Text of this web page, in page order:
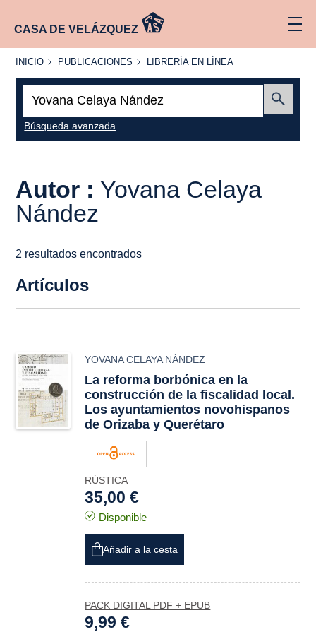
CASA DE VELÁZQUEZ
INICIO
INICIO PUBLICACIONES
PUBLICACIONES
LIBRERÍA
LÍNEA
LIBRERÍA EN LÍNEA
Búsqueda avanzada
Autor : Yovana Celaya
Nández
2 resultados encontrados
Artículos
YOVANA CELAYA NÁNDEZ
La reforma borbónica en la
construcción de la fiscalidad local.
Los ayuntamientos novohispanos
de Orizaba y Querétaro
RÚSTICA
35,00 €
Disponible
Añadir a la cesta
PACK DIGITAL PDF + EPUB
9,99 €